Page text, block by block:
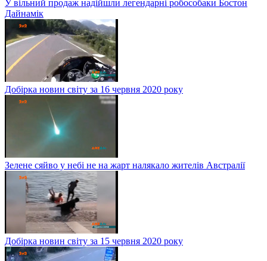
У вільний продаж надійшли легендарні робособаки Бостон
Дайнамік
Добірка новин світу за 16 червня 2020 року
Зелене сяйво у небі не на жарт налякало жителів Австралії
Добірка новин світу за 15 червня 2020 року